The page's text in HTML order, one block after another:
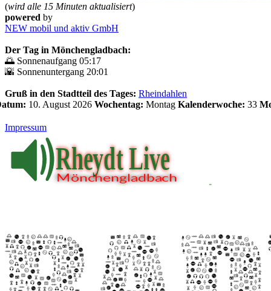
(wird alle 15 Minuten aktualisiert)
powered by
NEW mobil und aktiv GmbH
Der Tag in Mönchengladbach:
🌅 Sonnenaufgang 05:17
🌇 Sonnenuntergang 20:01
Gruß in den Stadtteil des Tages: Rheindahlen
10. August 2026 Wochentag: Montag Kalenderwoche: 33
Impressum